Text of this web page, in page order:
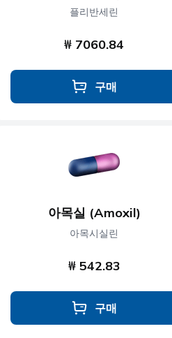
플리반세린
₩ 7060.84
구매
아목실 (Amoxil)
아목시실린
₩ 542.83
구매